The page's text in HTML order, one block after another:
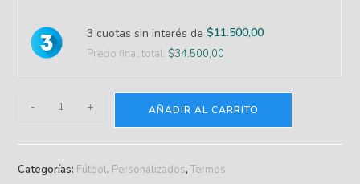
3 cuotas sin interés de$11.500,00
Precio final total: $34.500,00
- + AÑADIR AL CARRITO
Categorías: Fútbol, Personalizados,Termos